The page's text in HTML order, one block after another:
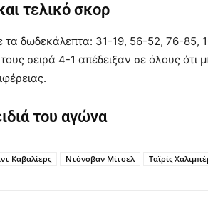
τελικό σκορ
δωδεκάλεπτα: 31-19, 56-52, 76-85,
σειρά 4-1 απέδειξαν σε όλους ότι
του αγώνα
Καβαλίερς Ντόνοβαν Μίτσελ Ταϊρίς